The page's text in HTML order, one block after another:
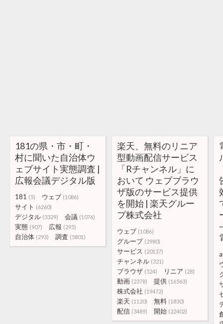
181の県・市・町・
村に聞いた自治体ウ
ェブサイト実態調査 |
広報会議デジタル版
181 (5) ウェブ (1086)
サイト (6260)
デジタル (3329) 会議 (1076)
実態 (907) 広報 (295)
自治体 (293) 調査 (5801)
楽天、無料のリニア
型動画配信サービス
「Rチャンネル」に
おいて ウェブブラウ
ザ版のサービス提供
を開始 | 楽天グルー
プ株式会社
ウェブ (1086)
グループ (2980)
サービス (20137)
チャンネル (321)
ブラウザ (524) リニア (28)
動画 (2378) 提供 (16563)
株式会社 (19472)
楽天 (1120) 無料 (1830)
配信 (3489) 開始 (22402)